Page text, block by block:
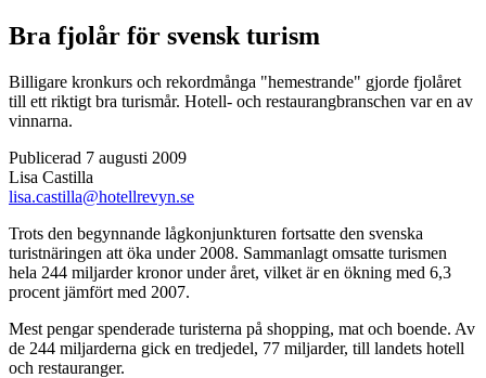
Bra fjolår för svensk turism
Billigare kronkurs och rekordmånga "hemestrande" gjorde fjolåret
till ett riktigt bra turismår. Hotell- och restaurangbranschen var en av
vinnarna.
Publicerad 7 augusti 2009
Lisa Castilla
lisa.castilla@hotellrevyn.se
Trots den begynnande lågkonjunkturen fortsatte den svenska
turistnäringen att öka under 2008. Sammanlagt omsatte turismen
hela 244 miljarder kronor under året, vilket är en ökning med 6,3
procent jämfört med 2007.
Mest pengar spenderade turisterna på shopping, mat och boende. Av
de 244 miljarderna gick en tredjedel, 77 miljarder, till landets hotell
och restauranger.